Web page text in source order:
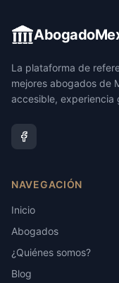
La plataforma de
mejores abogados de
accesible, experiencia
NAVEGACIÓN
Inicio
Abogados
¿Quiénes somos?
Blog